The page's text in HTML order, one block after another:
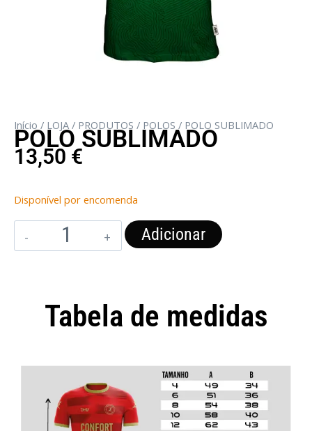
Início / LOJA / PRODUTOS / POLOS / POLO SUBLIMADO
POLO SUBLIMADO
13,50 €
Disponível por encomenda
Adicionar
Tabela de medidas